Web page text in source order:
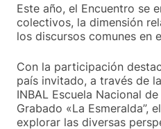
Este año, el Encuentro se
colectivos, la dimensión
los discursos comunes en
Con la participación
país invitado, a través de
INBAL Escuela Nacional
Grabado «La Esmeralda”,
explorar las diversas